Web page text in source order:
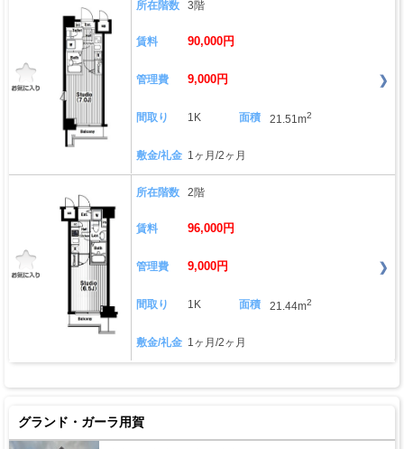
所在階数 3階
賃料 90,000円
管理費 9,000円
間取り 1K 面積 21.51m2
敷金/礼金 1ヶ月/2ヶ月
所在階数 2階
賃料 96,000円
管理費 9,000円
間取り 1K 面積 21.44m2
敷金/礼金 1ヶ月/2ヶ月
グランド・ガーラ用賀